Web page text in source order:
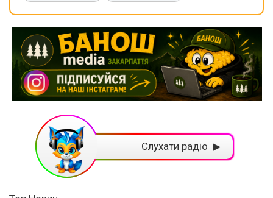
Слухати радіо ▶